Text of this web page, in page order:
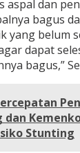
aspal dan
bagus
yang belum
dapat
bagus,”
dan
Stunting